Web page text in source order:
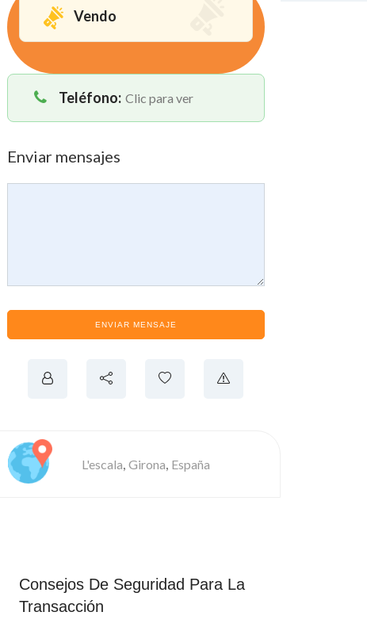
Vendo
Teléfono: Clic para ver
Enviar mensajes
ENVIAR MENSAJE
L'escala, Girona, España
Consejos De Seguridad Para La
Transacción